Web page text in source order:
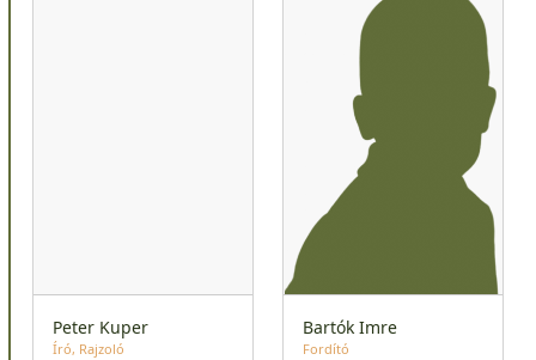
Peter Kuper
Író Rajzoló
Bartók Imre
Fordító